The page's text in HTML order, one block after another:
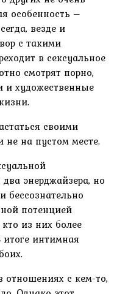
особенность –
везде и
с такими
в сексуальное
смотрят порно,
и художественные
своими
на пустом месте.
энерджайзера, но
бессознательно
потенцией
из них более
интимная
с кем-то,